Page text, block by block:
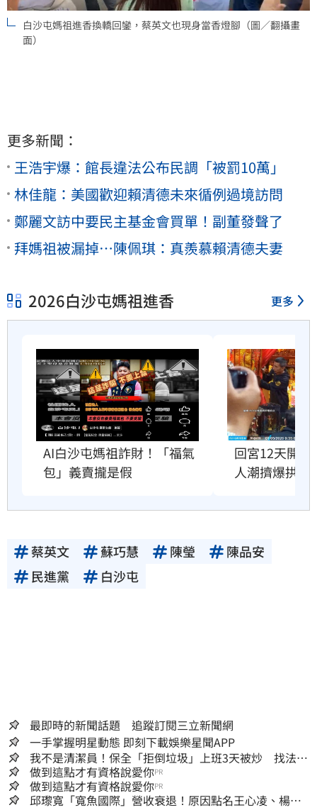
白沙屯媽祖進香換轎回鑾，蔡英文也現身當香燈腳（圖／翻攝畫
面）
更多新聞：
王浩宇爆：館長違法公布民調「被罰10萬」
林佳龍：美國歡迎賴清德未來循例過境訪問
鄭麗文訪中要民主基金會買單！副董發聲了
拜媽祖被漏掉…陳佩琪：真羨慕賴清德夫妻
2026白沙屯媽祖進香 更多
AI白沙屯媽祖詐財！「福氣
包」義賣攏是假
回宮12天開
人潮擠爆拱天
蔡英文 蘇巧慧 陳瑩
陳品安
民進黨
白沙屯
最即時的新聞話題 追蹤訂閱三立新聞網
一手掌握明星動態 即刻下載娛樂星聞APP
我不是清潔員！保全「拒倒垃圾」上班3天被炒 找法院
討公道結果出爐
做到這點才有資格說愛你PR
做到這點才有資格說愛你PR
邱瓈寬「寬魚國際」營收衰退！原因點名王心凌、楊丞